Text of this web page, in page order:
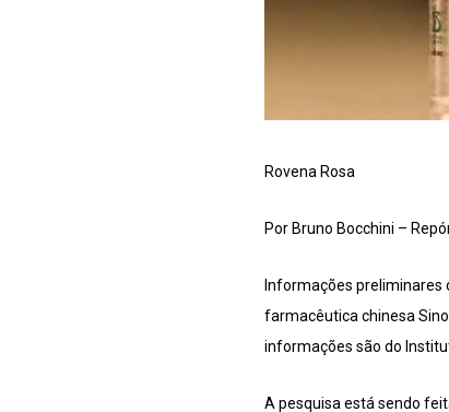
Rovena Rosa
Por Bruno Bocchini –
Informações preliminares
farmacêutica chinesa
informações são do
A pesquisa está sendo